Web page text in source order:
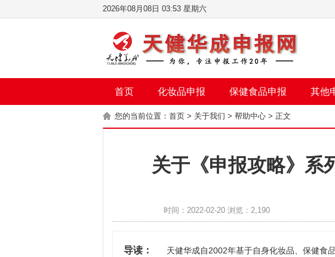
2026年08月08日 03:53 星期六
首页 化妆品申报 保健食品申报 其他
您的当前位置： 首页 > 关于我们 > 帮助中心 > 正文
关于《申报攻略》系
时间：2022-02-20 浏览：2,190
导读：
天健华成自2002年基于自身化妆品、保健食